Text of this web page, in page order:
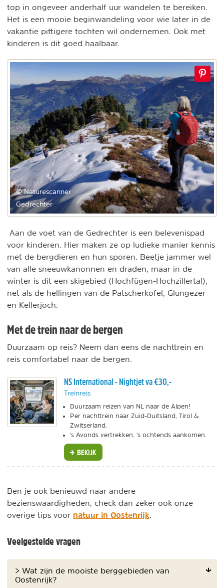
top in ongeveer anderhalf uur wandelen te bereiken.
Het is een mooie beginwandeling voor wie later in de
vakantie pittigere tochten wil ondernemen. Ook met
kinderen is dit goed haalbaar.
© Naturescanner
Gedrechter
Aan de voet van de Gedrechter is een belevenispad
voor kinderen. Hier maken ze op ludieke manier kennis
met de bergdieren en hun sporen. Beetje jammer wel
van alle sneeuwkanonnen en draden, maar in de
winter is dit een skigebied (Hochfügen-Hochzillertal),
net als de hellingen van de Patscherkofel, Glungezer
en Kellerjoch.
Met de trein naar de bergen
Duurzaam op reis? Neem dan eens de nachttrein en
reis comfortabel naar de bergen.
NS International - Nightjet va €30,-
Treinreis
Duurzaam reizen van NL naar de Alpen!
Per nachttrein naar Zuid-Duitsland, Tirol &
Zwitserland.
's Avonds vertrekken, 's ochtends aankomen.
BEKIJK
Ben je ook benieuwd naar andere
bezienswaardigheden, check dan zeker ook onze
overige tips voor natuur in Oostenrijk.
Veelgestelde vragen
> Wat zijn de mooiste berggebieden van
Oostenrijk?